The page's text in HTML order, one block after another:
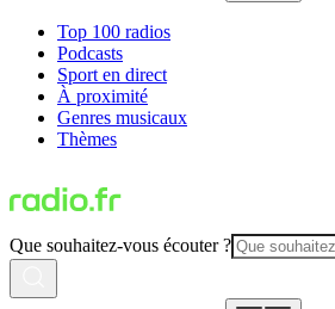
Top 100 radios
Podcasts
Sport en direct
À proximité
Genres musicaux
Thèmes
Que souhaitez-vous écouter ?